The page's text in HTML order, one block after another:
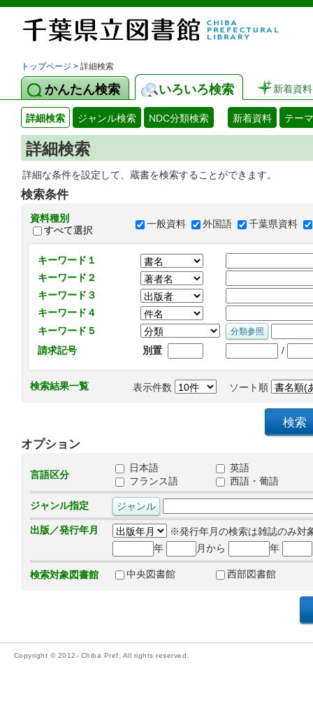
トップページ > 詳細検索
かんたん検索 いろいろ検索 新着資料
詳細検索 ジャンル検索 NDC分類検索 新着資料 テー
詳細検索
詳細な条件を設定して、蔵書を検索することができます。
検索条件
資料種別
すべて選択
一般資料 外国語 千葉県資料
キーワード１
キーワード２
キーワード３
キーワード４
キーワード５
請求記号
別置 /
検索結果一覧 表示件数 ソート順
オプション
言語区分
日本語
英語
フランス語
西語・葡語
ジャンル指定
出版／発行年月
※発行年月の検索は雑誌のみ対
年
月から 年
検索対象図書館 中央図書館 西部図書館
Copyright © 2012- Chiba Pref. All rights reserved.